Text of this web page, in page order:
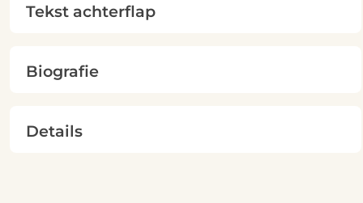
Tekst achterflap
Biografie
Details